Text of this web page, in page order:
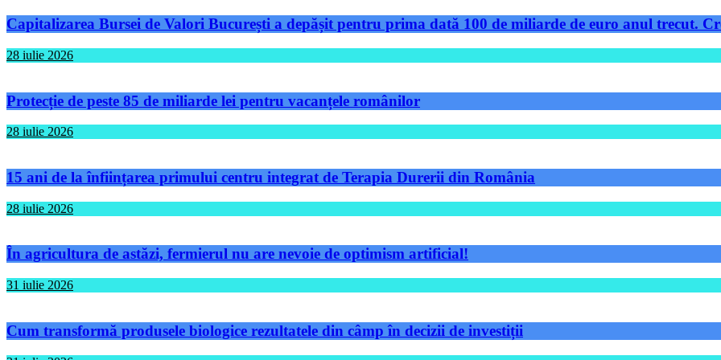
Capitalizarea Bursei de Valori București a depășit pentru prima dată 100 de miliarde de euro anul trecut.
28 iulie 2026
Protecție de peste 85 de miliarde lei pentru vacanțele românilor
28 iulie 2026
15 ani de la înființarea primului centru integrat de Terapia Durerii din România
28 iulie 2026
În agricultura de astăzi, fermierul nu are nevoie de optimism artificial!
31 iulie 2026
Cum transformă produsele biologice rezultatele din câmp în decizii de investiții